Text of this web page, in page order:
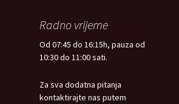
Radno vrijeme
Od 07:45 do 16:15h, pauza od
10:30 do 11:00 sati.
Za sva dodatna pitanja
kontaktirajte nas putem